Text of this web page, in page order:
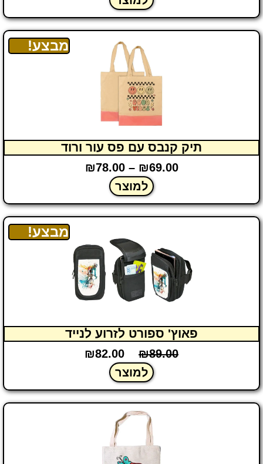
מבצע!
תיק קנבס עם פס עור ורוד
₪69.00
–
₪78.00
למוצר
מבצע!
פאוץ' ספורט לזרוע לנייד
₪89.00
₪82.00
למוצר